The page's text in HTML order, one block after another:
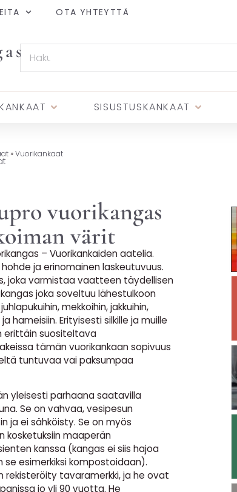
OTA YHTEYTTÄ
SISUSTUSKANKAAT
»Vuorikankaat
vuorikangas
värit
– Vuorikankaiden aatelia.
ja erinomainen laskeutuvuus.
joka varmistaa vaatteen täydellisen
joka soveltuu lähestulkoon
mekkoihin, jakkuihin,
hameisiin. Erityisesti silkille ja muille
erittäin suositeltava
tämän vuorikankaan sopivuus
tuntuvaa vai paksumpaa
yleisesti parhaana saatavilla
Se on vahvaa, vesipesun
ja ei sähköisty. Se on myös
kosketuksiin maaperän
kanssa (kangas ei siis hajoa
esimerkiksi kompostoidaan).
rekisteröity tavaramerkki, ja he ovat
jo yli 90 vuotta. He